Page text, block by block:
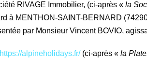
RIVAGE Immobilier, (ci-après « la
à MENTHON-SAINT-BERNARD
par Monsieur Vincent BOVIO,
https://alpineholidays.fr/(ci-après « la